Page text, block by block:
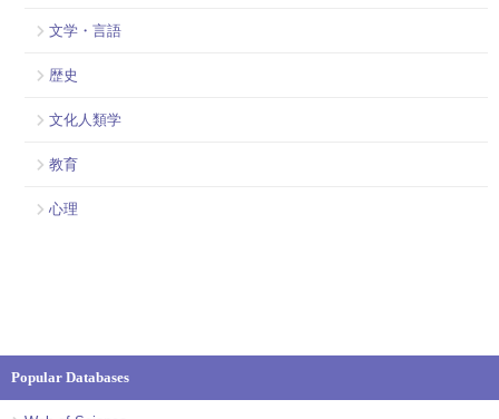
文学・言語
歴史
文化人類学
教育
心理
Popular Databases